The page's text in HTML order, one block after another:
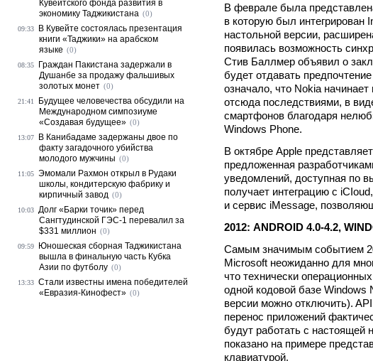
В феврале была
в которую был
настольной версии,
появилась возможность
Стив Баллмер объявил о
будет отдавать
означало, что Nokia
отсюда последствиями, в
смартфонов благодаря
Windows Phone.
В октябре Apple
предложенная
уведомлений, доступная по
получает интеграцию с
и сервис iMessage,
2012: ANDROID 4.0-4.2,
Самым значимым событием
Microsoft неожиданно для
что технически
одной кодовой базе Windows
версии можно отключить).
перенос приложений
будут работать с настоящей
показано на примере
клавиатурой.
Кувейтского фонда развития в
экономику Таджикистана (0)
09:33
В Кувейте состоялась презентация
книги «Таджики» на арабском
языке (0)
08:35
Граждан Пакистана задержали в
Душанбе за продажу фальшивых
золотых монет (0)
21:41
Будущее человечества обсудили на
Международном симпозиуме
«Создавая будущее» (0)
13:07
В Канибадаме задержаны двое по
факту загадочного убийства
молодого мужчины (0)
11:05 Эмомали Рахмон открыл в Рудаки
школы, кондитерскую фабрику и
кирпичный завод (0)
10:03 Долг «Барки точик» перед
Сангтудинской ГЭС-1 перевалил за
$331 миллион (0)
09:59
Юношеская сборная Таджикистана
вышла в финальную часть Кубка
Азии по футболу (0)
13:33 Стали известны имена победителей
«Евразия-Кинофест» (0)